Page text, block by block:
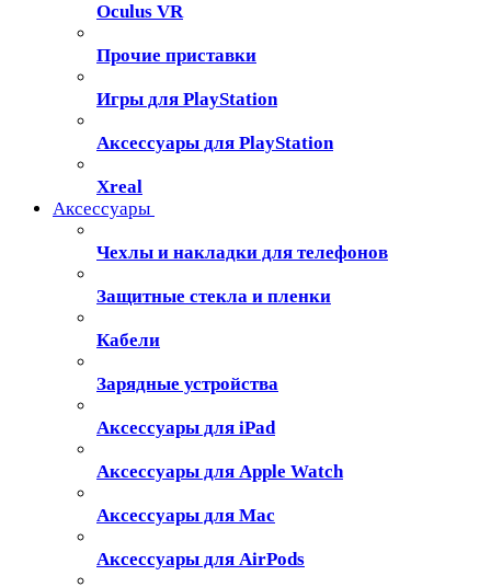
Oculus VR
Прочие приставки
Игры для PlayStation
Аксессуары для PlayStation
Xreal
Аксессуары
Чехлы и накладки для телефонов
Защитные стекла и пленки
Кабели
Зарядные устройства
Аксессуары для iPad
Аксессуары для Apple Watch
Аксессуары для Mac
Аксессуары для AirPods